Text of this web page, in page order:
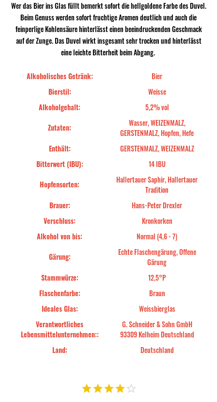
Wer das Bier ins Glas füllt bemerkt sofort die hellgoldene Farbe des Duvel.
Beim Genuss werden sofort fruchtige Aromen deutlich und auch die
feinperlige Kohlensäure hinterlässt einen beeindruckenden Geschmack
auf der Zunge. Das Duvel wirkt insgesamt sehr trocken und hinterlässt
eine leichte Bitterheit beim Abgang.
Alkoholisches Getränk:
Bier
Bierstil:
Weisse
Alkoholgehalt:
5,2% vol
Zutaten:
Wasser, WEIZENMALZ,
GERSTENMALZ, Hopfen, Hefe
Enthält:
GERSTENMALZ, WEIZENMALZ
Bitterwert (IBU):
14 IBU
Hopfensorten:
Hallertauer Saphir, Hallertauer
Tradition
Brauer:
Hans-Peter Drexler
Verschluss:
Kronkorken
Alkohol von bis:
Normal (4,6 - 7)
Gärung:
Echte Flaschengärung, Offene
Gärung
Stammwürze:
12,5°P
Flaschenfarbe:
Braun
Ideales Glas:
Weissbierglas
Verantwortliches
Lebensmittelunternehmen::
G. Schneider & Sohn GmbH
93309 Kelheim Deutschland
Land:
Deutschland